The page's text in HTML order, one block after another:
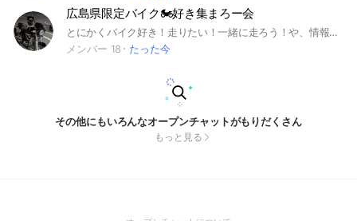
広島県限定バイク🏍好き集まろー会
とにかくバイク好き！走りたい！一緒に走ろう！や、情報交換やイベントなどに活用して頂けたら幸いです。 細かい事は抜きにして、小型バイク〜大型までジャンル問わず、皆さんが安全に笑顔で出発して無事にツーリングを終わらせて帰宅する、そんなオプチャを目指しております。みんなで楽しいオプチャを作っていきましょう🙂‍↕️⋆꙳よろしくお願いいたします🏍✨
メンバー 18
たった今
その他にもいろんなオープンチャットがもりだくさん
もっと見る